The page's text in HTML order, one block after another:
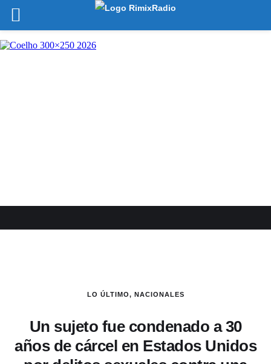
LO ÚLTIMO, NACIONALES
Un sujeto fue condenado a 30
años de cárcel en Estados Unidos